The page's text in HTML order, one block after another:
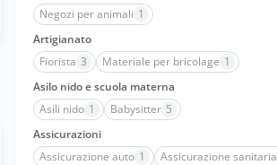
Negozi per animali 1
Artigianato
Fiorista 3 Materiale per bricolage 1
Asilo nido e scuola materna
Asili nido 1 Babysitter 5
Assicurazioni
Assicurazione auto 1 Assicurazione sanitaria